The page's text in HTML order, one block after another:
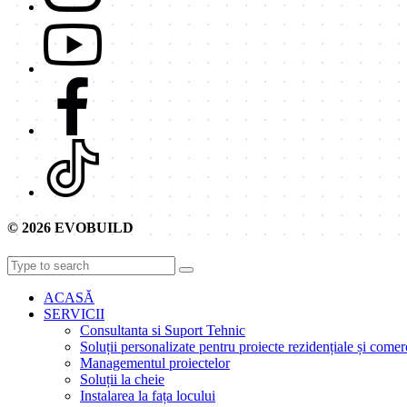
© 2026 EVOBUILD
ACASĂ
SERVICII
Consultanta si Suport Tehnic
Soluții personalizate pentru proiecte rezidențiale și
Managementul proiectelor
Soluții la cheie
Instalarea la fața locului